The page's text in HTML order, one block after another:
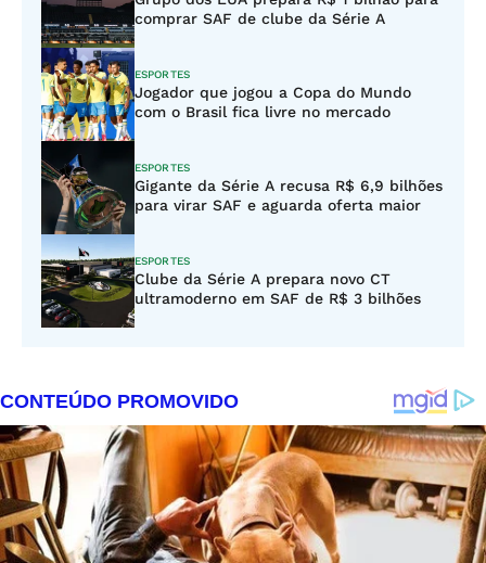
comprar SAF de clube da Série A
ESPORTES
Jogador que jogou a Copa do Mundo
com o Brasil fica livre no mercado
ESPORTES
Gigante da Série A recusa R$ 6,9 bilhões
para virar SAF e aguarda oferta maior
ESPORTES
Clube da Série A prepara novo CT
ultramoderno em SAF de R$ 3 bilhões